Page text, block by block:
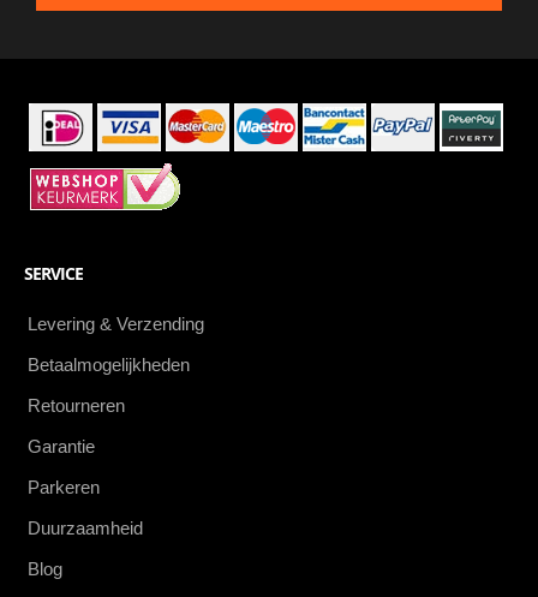
SERVICE
Levering & Verzending
Betaalmogelijkheden
Retourneren
Garantie
Parkeren
Duurzaamheid
Blog